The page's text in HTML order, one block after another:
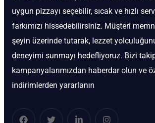
uygun pizzayı seçebilir, sıcak ve hızlı
farkımızı hissedebilirsiniz. Müşteri
şeyin üzerinde tutarak, lezzet
deneyimi sunmayı hedefliyoruz. Bizi
kampanyalarımızdan haberdar olun ve
indirimlerden yararlanın